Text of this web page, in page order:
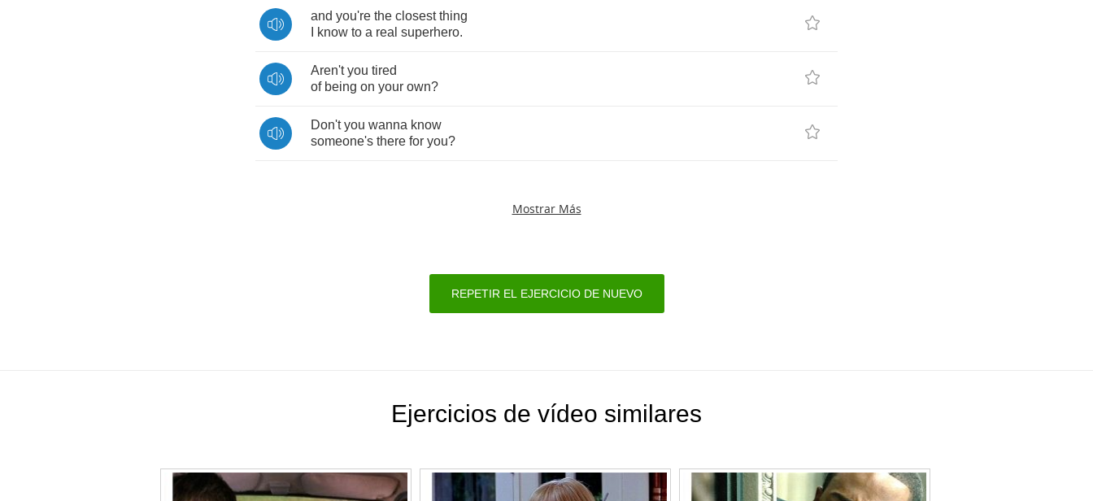
and you're the closest thing
know to a real superhero.
Aren't you tired
of being on your own?
Don't you wanna know
someone's there for you?
Mostrar Más
REPETIR EL EJERCICIO DE NUEVO
Ejercicios de vídeo similares